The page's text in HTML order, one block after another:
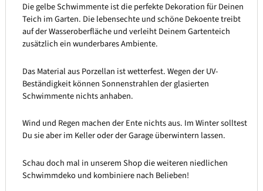
Die gelbe Schwimmente ist die perfekte Dekoration für Deinen
Teich im Garten. Die lebensechte und schöne Dekoente treibt
auf der Wasseroberfläche und verleiht Deinem Gartenteich
zusätzlich ein wunderbares Ambiente.
Das Material aus Porzellan ist wetterfest. Wegen der UV-
Beständigkeit können Sonnenstrahlen der glasierten
Schwimmente nichts anhaben.
Wind und Regen machen der Ente nichts aus. Im Winter solltest
Du sie aber im Keller oder der Garage überwintern lassen.
Schau doch mal in unserem Shop die weiteren niedlichen
Schwimmdeko und kombiniere nach Belieben!